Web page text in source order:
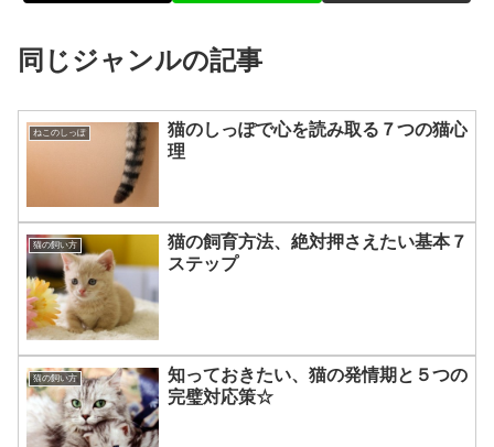
同じジャンルの記事
ねこのしっぽ
猫のしっぽで心を読み取る７つの猫心
理
猫の飼い方
猫の飼育方法、絶対押さえたい基本７
ステップ
猫の飼い方
知っておきたい、猫の発情期と５つの
完璧対応策☆